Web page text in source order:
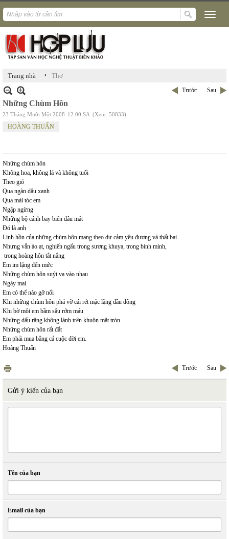
Trang nhà › Thơ
Trước Sau
Những Chùm Hôn
23 Tháng Mười Một 2008 12:00 SA (Xem: 50833)
HOÀNG THUẤN
Những chùm hôn
Không hoa, không lá và không tuổi
Theo gió
Qua ngàn dâu xanh
Qua mái tóc em
Ngập ngừng
Những bộ cánh bay biến đâu mất
Đó là anh
Linh hồn của những chùm hôn mang theo dự cảm yêu đương và thất bại
Nhưng vẫn ào ạt, nghiến ngấu trong sương khuya, trong bình minh,
trong hoàng hôn tắt nắng
Em im lặng đến mức
Những chùm hôn suýt va vào nhau
Ngày mai
Em có thể nào gỡ nổi
Khi những chùm hôn phá vỡ cái rét mặc lặng đầu đông
Khi bờ môi em bầm sâu rớm máu
Những dấu răng không lành trên khuôn mặt tròn
Những chùm hôn rất đắt
Em phải mua bằng cả cuộc đời em.
Hoàng Thuấn
Trước Sau
Gửi ý kiến của bạn
Tên của bạn
Email của bạn